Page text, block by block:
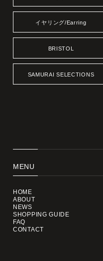
イヤリング/Earring
BRISTOL
SAMURAI SELECTIONS
MENU
HOME
ABOUT
NEWS
SHOPPING GUIDE
FAQ
CONTACT